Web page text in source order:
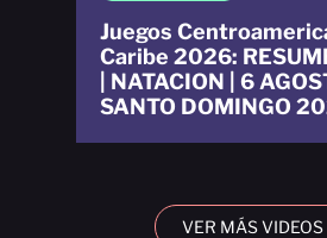
Juegos
Caribe 2026:
| NATACION | 6
SANTO DOMINGO
VER MÁS VIDEOS